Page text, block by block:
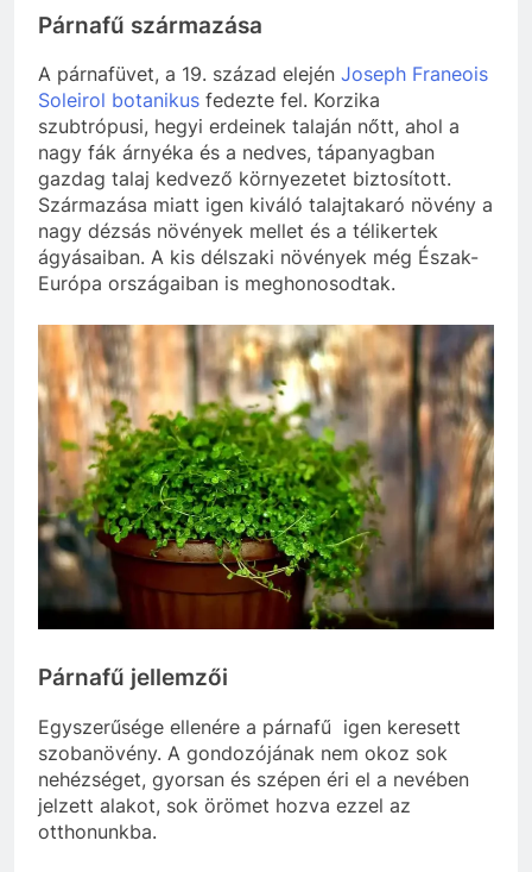
Párnafű származása
A párnafüvet, a 19. század elején Joseph Franeois
Soleirol botanikus fedezte fel. Korzika
szubtrópusi, hegyi erdeinek talaján nőtt, ahol a
nagy fák árnyéka és a nedves, tápanyagban
gazdag talaj kedvező környezetet biztosított.
Származása miatt igen kiváló talajtakaró növény a
nagy dézsás növények mellet és a télikertek
ágyásaiban. A kis délszaki növények még Észak-
Európa országaiban is meghonosodtak.
Párnafű jellemzői
Egyszerűsége ellenére a párnafű igen keresett
szobanövény. A gondozójának nem okoz sok
nehézséget, gyorsan és szépen éri el a nevében
jelzett alakot, sok örömet hozva ezzel az
otthonunkba.